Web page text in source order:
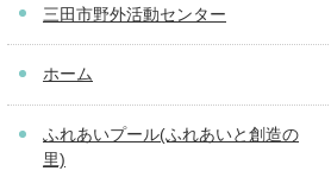
三田市野外活動センター
ホーム
ふれあいプール(ふれあいと創造の
里)